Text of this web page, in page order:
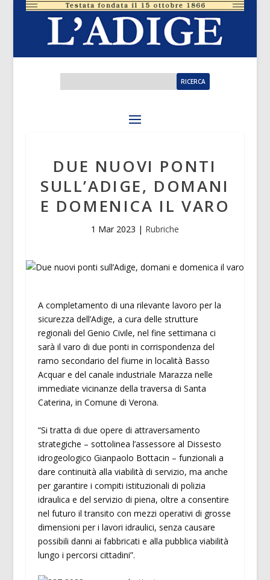
DUE NUOVI PONTI
SULL’ADIGE, DOMANI
E DOMENICA IL VARO
1 Mar 2023 | Rubriche
A completamento di una rilevante lavoro per la
sicurezza dell’Adige, a cura delle strutture
regionali del Genio Civile, nel fine settimana ci
sarà il varo di due ponti in corrispondenza del
ramo secondario del fiume in località Basso
Acquar e del canale industriale Marazza nelle
immediate vicinanze della traversa di Santa
Caterina, in Comune di Verona.
“Si tratta di due opere di attraversamento
strategiche – sottolinea l’assessore al Dissesto
idrogeologico Gianpaolo Bottacin – funzionali a
dare continuità alla viabilità di servizio, ma anche
per garantire i compiti istituzionali di polizia
idraulica e del servizio di piena, oltre a consentire
nel futuro il transito con mezzi operativi di grosse
dimensioni per i lavori idraulici, senza causare
possibili danni ai fabbricati e alla pubblica viabilità
lungo i percorsi cittadini”.